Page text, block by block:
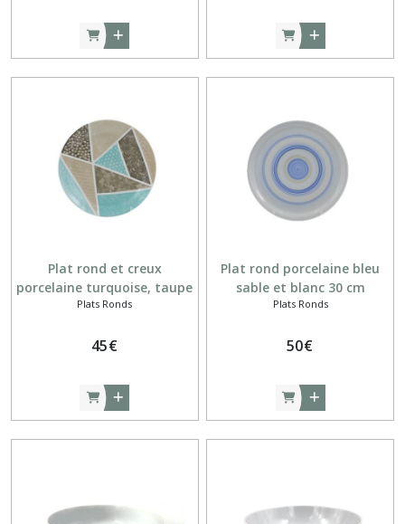
Plat rond et creux
porcelaine turquoise, taupe
et sable
Plats Ronds
45€
Plat rond porcelaine bleu
sable et blanc 30 cm
Plats Ronds
50€